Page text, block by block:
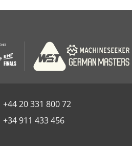
+44 20 331 800 72
+34 911 433 456